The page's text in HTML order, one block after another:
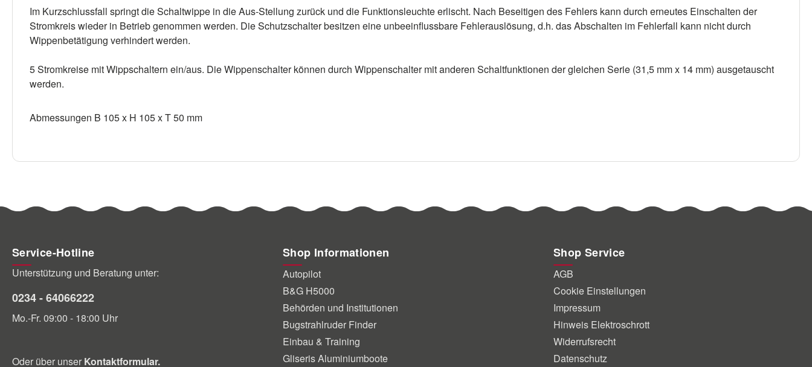
Im Kurzschlussfall springt die Schaltwippe in die Aus-Stellung zurück und die Funktionsleuchte erlischt. Nach Beseitigen des Fehlers kann durch erneutes Einschalten der
Stromkreis wieder in Betrieb genommen werden. Die Schutzschalter besitzen eine unbeeinflussbare Fehlerauslösung, d.h. das Abschalten im Fehlerfall kann nicht durch
Wippenbetätigung verhindert werden.
5 Stromkreise mit Wippschaltern ein/aus. Die Wippenschalter können durch Wippenschalter mit anderen Schaltfunktionen der gleichen Serie (31,5 mm x 14 mm) ausgetauscht
werden.
Abmessungen B 105 x H 105 x T 50 mm
Service-Hotline
Unterstützung und Beratung unter:
0234 - 64066222
Mo.-Fr. 09:00 - 18:00 Uhr
Oder über unser Kontaktformular.
Shop Informationen
Autopilot
B&G H5000
Behörden und Institutionen
Bugstrahlruder Finder
Einbau & Training
Gliseris Aluminiumboote
Shop Service
AGB
Cookie Einstellungen
Impressum
Hinweis Elektroschrott
Widerrufsrecht
Datenschutz